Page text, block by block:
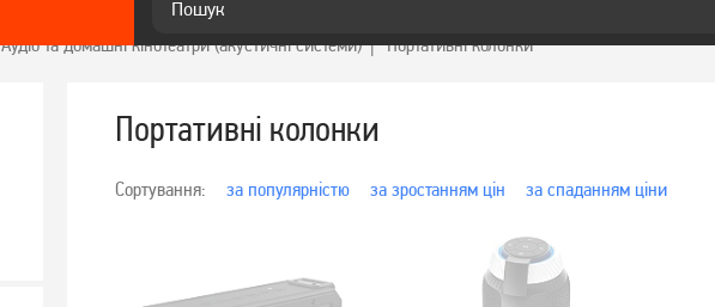
Аудіо та домашні кінотеатри (акустичні системи) Портативні колонки
Портативні колонки
Сортування: за популярністю за зростанням цін за спаданням ціни